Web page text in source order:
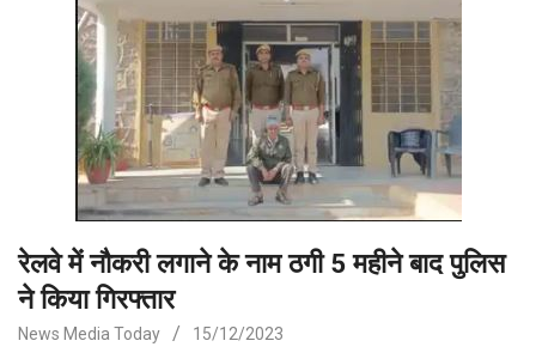
रेलवे में नौकरी लगाने के नाम ठगी 5 महीने बाद पुलिस
ने किया गिरफ्तार
News Media Today 15/12/2023